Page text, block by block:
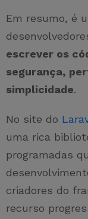
Em resumo, é
escrever os
segurança,
simplicidade.
No site do
uma rica
programadas
criadores do
recurso